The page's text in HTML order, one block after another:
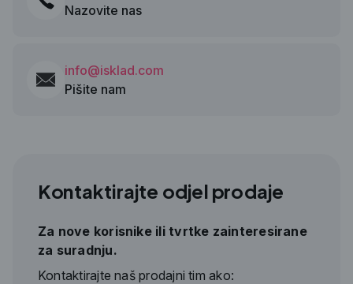
Nazovite nas
info@isklad.com
Pišite nam
Kontaktirajte odjel prodaje
Za nove korisnike ili tvrtke zainteresirane
za suradnju.
Kontaktirajte naš prodajni tim ako: